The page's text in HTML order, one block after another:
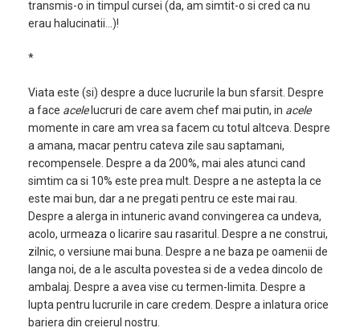
transmis-o in timpul cursei (da, am simtit-o si cred ca nu
erau halucinatii…)!
*
Viata este (si) despre a duce lucrurile la bun sfarsit. Despre
a face acelelucruri de care avem chef mai putin, in acele
momente in care am vrea sa facem cu totul altceva. Despre
a amana, macar pentru cateva zile sau saptamani,
recompensele. Despre a da 200%, mai ales atunci cand
simtim ca si 10% este prea mult. Despre a ne astepta la ce
este mai bun, dar a ne pregati pentru ce este mai rau.
Despre a alerga in intuneric avand convingerea ca undeva,
acolo, urmeaza o licarire sau rasaritul. Despre a ne construi,
zilnic, o versiune mai buna. Despre a ne baza pe oamenii de
langa noi, de a le asculta povestea si de a vedea dincolo de
ambalaj. Despre a avea vise cu termen-limita. Despre a
lupta pentru lucrurile in care credem. Despre a inlatura orice
bariera din creierul nostru.